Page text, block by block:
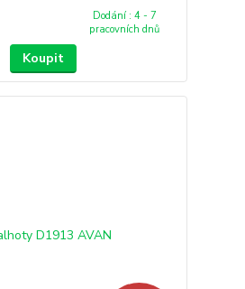
Dodání : 4 - 7
pracovních dnů
Koupit